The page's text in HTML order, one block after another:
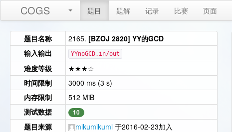
COGS 题目 题解 记录 比赛 页面
题目名称 2165. [BZOJ 2820] YY的GCD
输入输出
YYnoGCD.in/out
难度等级
★★★☆
时间限制
3000 ms (3 s)
内存限制
512 MiB
测试数据
10
题目来源 mikumikumi 于2016-02-23加入